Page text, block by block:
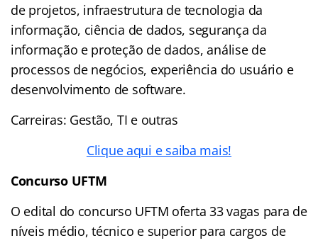
de projetos, infraestrutura de tecnologia da
informação, ciência de dados, segurança da
informação e proteção de dados, análise de
processos de negócios, experiência do usuário e
desenvolvimento de software.
Carreiras: Gestão, TI e outras
Clique aqui e saiba mais!
ConcursoUFTM
O edital do concurso UFTM oferta 33 vagas para de
níveis médio, técnico e superior para cargos de